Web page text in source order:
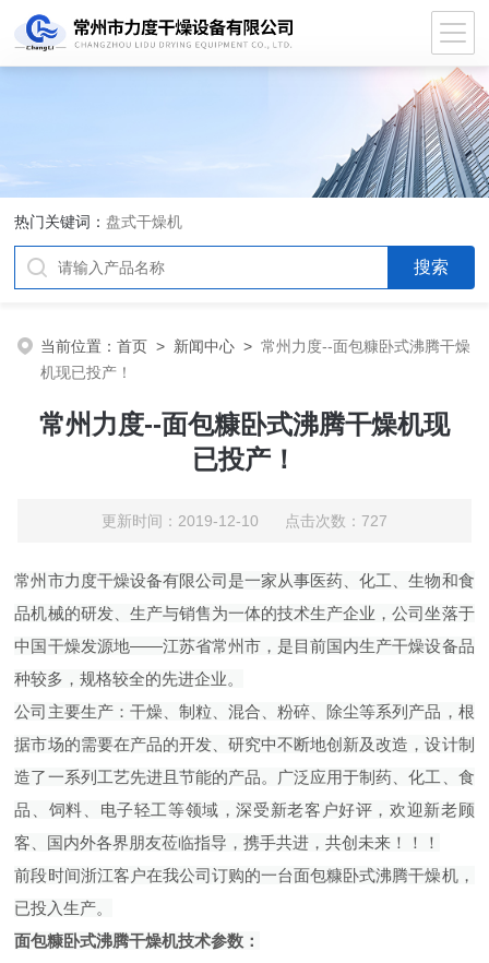
热门关键词： 盘式干燥机
当前位置：首页 > 新闻中心 >常州力度--面包糠卧式沸腾干燥
机现已投产！
常州力度--面包糠卧式沸腾干燥机现
已投产！
更新时间：2019-12-10 点击次数：727
常州市力度干燥设备有限公司是一家从事医药、化工、生物和食
品机械的研发、生产与销售为一体的技术生产企业，公司坐落于
中国干燥发源地——江苏省常州市，是目前国内生产干燥设备品
种较多，规格较全的先进企业。
公司主要生产：干燥、制粒、混合、粉碎、除尘等系列产品，根
据市场的需要在产品的开发、研究中不断地创新及改造，设计制
造了一系列工艺先进且节能的产品。广泛应用于制药、化工、食
品、饲料、电子轻工等领域，深受新老客户好评，欢迎新老顾
客、国内外各界朋友莅临指导，携手共进，共创未来！！！
前段时间浙江客户在我公司订购的一台面包糠卧式沸腾干燥机，
已投入生产。
面包糠卧式沸腾干燥机技术参数：